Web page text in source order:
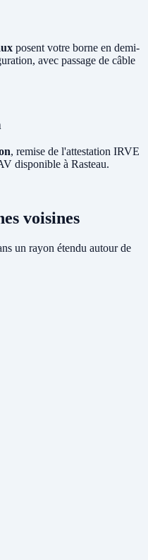
posent votre borne en demi-
avec passage de câble
, remise de l'attestation IRVE
disponible à Rasteau.
voisines
un rayon étendu autour de